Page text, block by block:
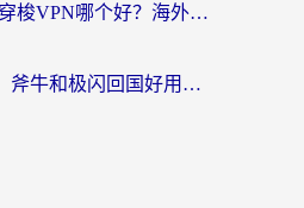
Quickback和极速穿梭VPN哪个好？海外党亲测3招选对回国加速器，看这篇就够了
海外党避坑指南：斧牛和极闪回国好用吗？选对加速器才能无缝刷剧玩游戏